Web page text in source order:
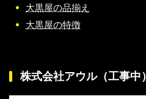
大黒屋の品揃え
大黒屋の特徴
株式会社アウル（工事中）